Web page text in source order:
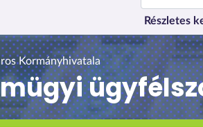
a
Részletes
Kormányhivatala